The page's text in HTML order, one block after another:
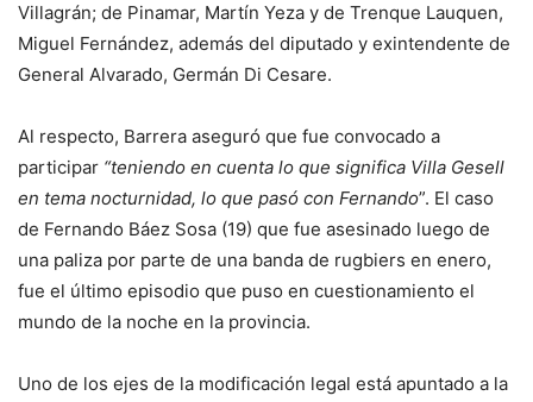
Villagrán; de Pinamar, Martín Yeza y de Trenque Lauquen,
Miguel Fernández, además del diputado y exintendente de
General Alvarado, Germán Di Cesare.
Al respecto, Barrera aseguró que fue convocado a
participar “teniendo en cuenta lo que significa Villa Gesell
en tema nocturnidad, lo que pasó con Fernando”. El caso
de Fernando Báez Sosa (19) que fue asesinado luego de
una paliza por parte de una banda de rugbiers en enero,
fue el último episodio que puso en cuestionamiento el
mundo de la noche en la provincia.
Uno de los ejes de la modificación legal está apuntado a la